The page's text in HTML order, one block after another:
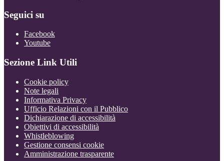
Seguici su
Facebook
Youtube
Sezione Link Utili
Cookie policy
Note legali
Informativa Privacy
Ufficio Relazioni con il Pubblico
Dichiarazione di accessibilità
Obiettivi di accessibilità
Whistleblowing
Gestione consensi cookie
Amministrazione trasparente